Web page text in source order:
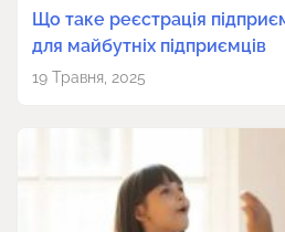
Що таке реєстрація
для майбутніх підприємців
19 Травня, 2025